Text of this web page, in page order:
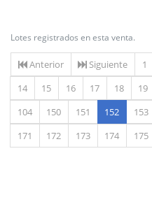
Lotes registrados en esta venta.
Anterior Siguiente 1
14
15 16 17 18 19
104
150 151 152(actual)
153
171
172 173 174 175